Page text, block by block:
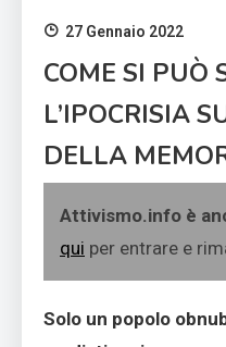
27 Gennaio 2022
COME SI PUÒ
L’IPOCRISIA
DELLA
Attivismo.info è
qui per entrare e
Solo un popolo